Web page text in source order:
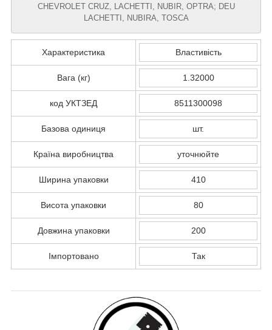
CHEVROLET CRUZ, LACHETTI, NUBIR, OPTRA; DEU
LACHETTI, NUBIRA, TOSCA
Характеристика Властивість
Вага (кг) 1.32000
код УКТЗЕД 8511300098
Базова одиниця шт.
Країна виробництва уточнюйте
Ширина упаковки 410
Висота упаковки 80
Довжина упаковки 200
Імпортовано Так